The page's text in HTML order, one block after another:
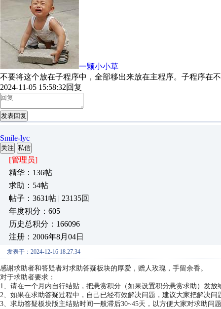
一颗小小草
不要将这个放在子程序中，全部移出来放在主程序。子程序在
2024-11-05 15:58:32回复
发表回复
Smile-lyc
关注 私信
[管理员]
精华：136帖
求助：54帖
帖子：3631帖 | 23135回
年度积分：605
历史总积分：166096
注册：2006年8月04日
发表于：2024-12-16 18:27:34
感谢求助者和答疑者对求助答疑板块的厚爱，赠人玫瑰，手留余香。
对于求助者要求：
1、请在一个月内自行结贴，把悬赏积分（如果设置积分悬赏求助）发放
2、如果在求助答疑过程中，自己已经有效解决问题，建议大家把解决
3、求助答疑板块版主结贴时间一般滞后30~45天，以方便大家对求助